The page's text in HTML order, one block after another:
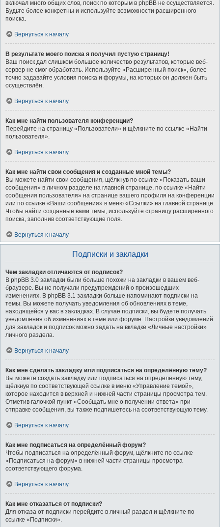
включал много общих слов, поиск по которым в phpBB не осуществляется.
Будьте более конкретны и используйте возможности расширенного
поиска.
Вернуться к началу
В результате моего поиска я получил пустую страницу!
Ваш поиск дал слишком большое количество результатов, которые веб-
сервер не смог обработать. Используйте «Расширенный поиск», более
точно задавайте условия поиска и форумы, на которых он должен быть
осуществлён.
Вернуться к началу
Как мне найти пользователя конференции?
Перейдите на страницу «Пользователи» и щёлкните по ссылке «Найти
пользователя».
Вернуться к началу
Как мне найти свои сообщения и созданные мной темы?
Вы можете найти свои сообщения, щёлкнув по ссылке «Показать ваши
сообщения» в личном разделе на главной странице, по ссылке «Найти
сообщения пользователя» на странице вашего профиля на конференции
или по ссылке «Ваши сообщения» в меню «Ссылки» на главной странице.
Чтобы найти созданные вами темы, используйте страницу расширенного
поиска, заполнив соответствующие поля.
Вернуться к началу
Подписки и закладки
Чем закладки отличаются от подписок?
В phpBB 3.0 закладки были больше похожи на закладки в вашем веб-
браузере. Вы не получали предупреждений о произошедших
изменениях. В phpBB 3.1 закладки больше напоминают подписки на
темы. Вы можете получать уведомления об обновлениях в теме,
находящейся у вас в закладках. В случае подписки, вы будете получать
уведомления об изменениях в теме или форуме. Настройки уведомлений
для закладок и подписок можно задать на вкладке «Личные настройки»
личного раздела.
Вернуться к началу
Как мне сделать закладку или подписаться на определённую тему?
Вы можете создать закладку или подписаться на определённую тему,
щёлкнув по соответствующей ссылке в меню «Управление темой»,
которое находится в верхней и нижней части страницы просмотра тем.
Отметив галочкой пункт «Сообщать мне о получении ответа» при
отправке сообщения, вы также подпишетесь на соответствующую тему.
Вернуться к началу
Как мне подписаться на определённый форум?
Чтобы подписаться на определённый форум, щёлкните по ссылке
«Подписаться на форум» в нижней части страницы просмотра
соответствующего форума.
Вернуться к началу
Как мне отказаться от подписки?
Для отказа от подписки перейдите в личный раздел и щёлкните по
ссылке «Подписки».